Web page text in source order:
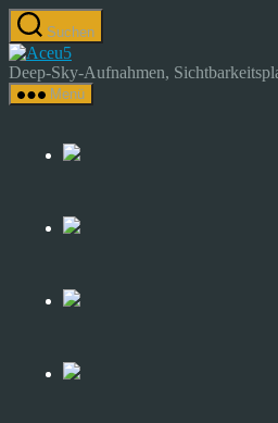
Zum
Inhalt
springen
Suchen
Astrocamp
–
Astrofotografie
Sky-
Deep-Sky-Aufnahmen,
Menü